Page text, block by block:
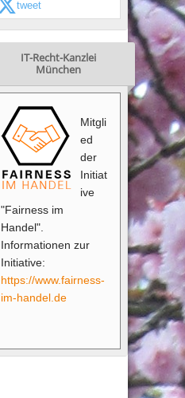
tweet
IT-Recht-Kanzlei
München
Mitgli
ed
der
Initiat
ive
"Fairness im
Handel".
Informationen zur
Initiative:
https://www.fairness-
im-handel.de